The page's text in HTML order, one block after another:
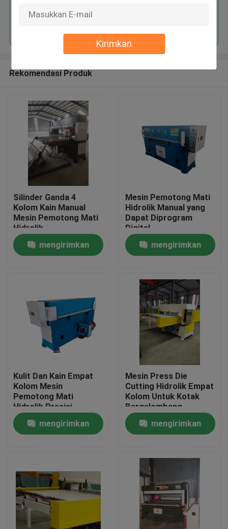
Kirimkan
Rumah
Tentang kami
Tur Pabrik
Hubungi kami
Permintaan Penawaran
Mesin Cut Cut Die Hidrolik
Mesin Cutting Swing Arm
Rekomendasi Produk
Silinder Ganda 4
Kolom Kain Manual
Mesin Pemotong Mati
Hidrolik
mengirimkan
Mesin Pemotong Mati
Hidrolik Manual yang
Dapat Diprogram
Digital
mengirimkan
Kulit Dan Kain Empat
Kolom Mesin
Pemotong Mati
Hidrolik Presisi
mengirimkan
Mesin Press Die
Cutting Hidrolik Empat
Kolom Untuk Kotak
Bergelombang
mengirimkan